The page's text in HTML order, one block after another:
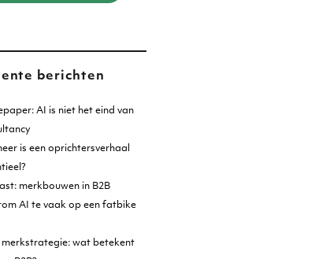
berichten
AI is niet het eind van
is een oprichtersverhaal
merkbouwen in B2B
AI te vaak op een fatbike
merkstrategie: wat betekent